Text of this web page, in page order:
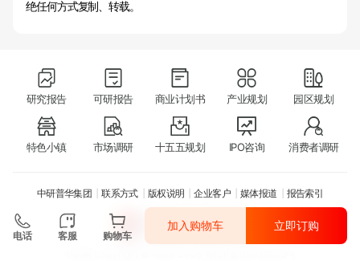
绝任何方式复制、转载。
研究报告 可研报告 商业计划书 产业规划 园区规划
特色小镇 市场调研 十五五规划 IPO咨询 消费者调研
中研普华集团 联系方式 版权说明 企业客户 媒体报道 报告索引
电话 客服 购物车
加入购物车 立即订购